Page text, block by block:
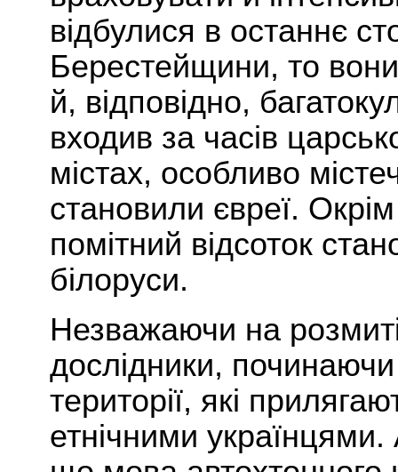
відбулися в останнє
Берестейщини, то
й, відповідно,
входив за часів
містах, особливо
становили євреї.
помітний відсоток
білоруси.
Незважаючи на
дослідники,
території, які
етнічними